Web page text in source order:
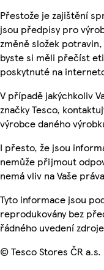
Přestože je zajištění
jsou předpisy pro
změně složek
byste si měli přečíst
poskytnuté na
V případě jakýchkoliv
značky Tesco,
výrobce daného
I přesto, že jsou
nemůže přijmout
nemá vliv na Vaše
Tyto informace jsou
reprodukovány bez
řádného uvedení
© Tesco Stores ČR a.s.